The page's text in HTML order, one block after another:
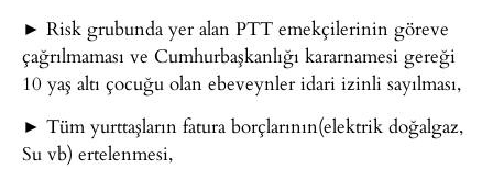
► Risk grubunda yer alan PTT emekçilerinin göreve
çağrılmaması ve Cumhurbaşkanlığı kararnamesi gereği
10 yaş altı çocuğu olan ebeveynler idari izinli sayılması,
► Tüm yurttaşların fatura borçlarının(elektrik doğalgaz,
Su vb) ertelenmesi,